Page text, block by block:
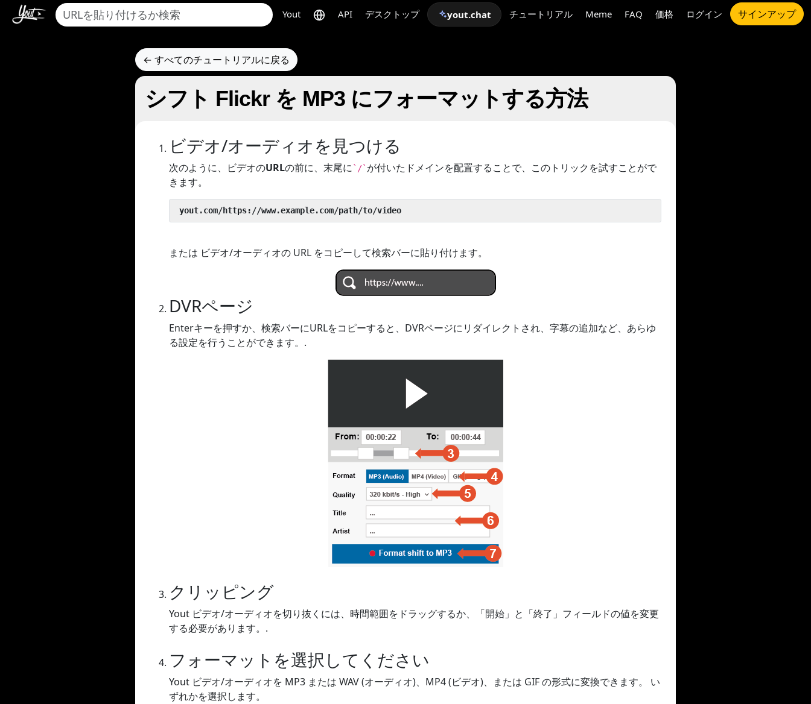
Yout API デスクトップ yout.chat チュートリアル Meme FAQ 価格 ログイン サインアップ
← すべてのチュートリアルに戻る
シフト Flickr を MP3 にフォーマットする方法
ビデオ/オーディオを見つける
次のように、ビデオのURLの前に、末尾に `/` が付いたドメインを配置することで、このトリックを試すことがで
きます。
yout.com/https://www.example.com/path/to/video
または ビデオ/オーディオの URL をコピーして検索バーに貼り付けます。
DVRページ
Enterキーを押すか、検索バーにURLをコピーすると、DVRページにリダイレクトされ、字幕の追加など、あらゆ
る設定を行うことができます。.
クリッピング
Yout ビデオ/オーディオを切り抜くには、時間範囲をドラッグするか、「開始」と「終了」フィールドの値を変更
する必要があります。.
フォーマットを選択してください
Yout ビデオ/オーディオを MP3 または WAV (オーディオ)、MP4 (ビデオ)、または GIF の形式に変換できます。 い
ずれかを選択します。